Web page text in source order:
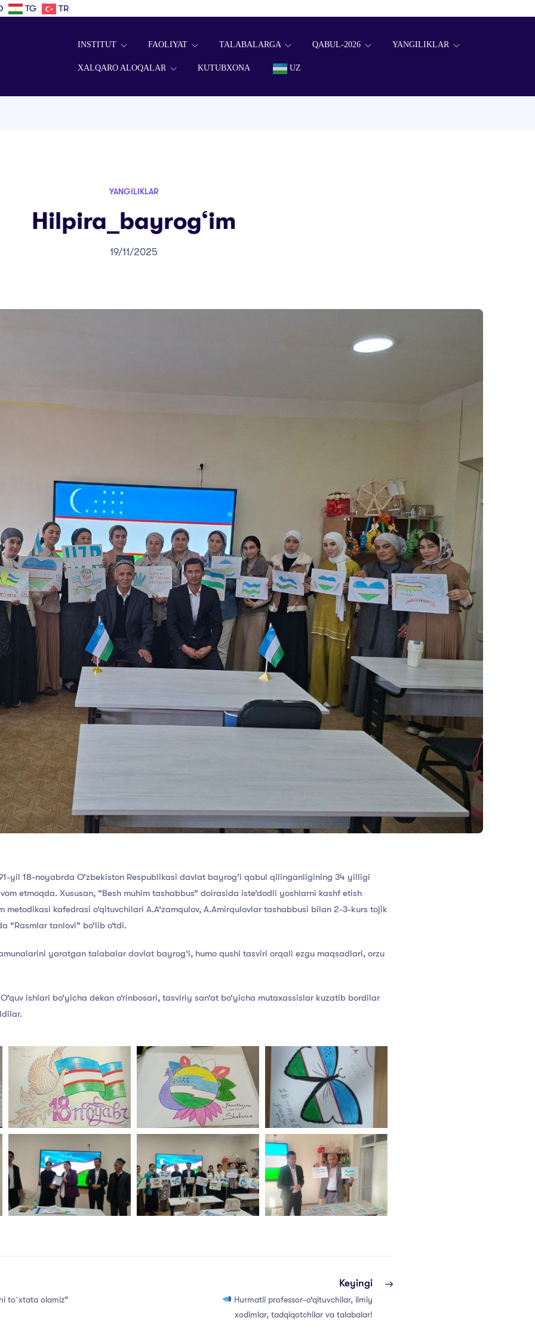
TG TR
INSTITUT FAOLIYAT TALABALARGA QABUL-2026 YANGILIKLAR
XALQARO ALOQALAR KUTUBXONA UZ
YANGILIKLAR
Hilpira_bayrog‘im
19/11/2025
yil 18-noyabrda O’zbekiston Respublikasi davlat bayrog’i qabul qilinganligining 34 yilligi
etmoqda. Xususan, “Besh muhim tashabbus” doirasida iste’dodli yoshlarni kashf etish
metodikasi kafedrasi o‘qituvchilari A.A’zamqulov, A.Amirqulovlar tashabbusi bilan 2-3-kurs tojik
“Rasmlar tanlovi” bo‘lib o‘tdi.
yaratgan talabalar davlat bayrog‘i, humo qushi tasviri orqali ezgu maqsadlari, orzu
ishlari bo‘yicha dekan o‘rinbosari, tasviriy san’at bo‘yicha mutaxassislar kuzatib bordilar
toʻxtata olamiz”
Keyingi
Hurmatli professor-o‘qituvchilar, ilmiy
xodimlar, tadqiqotchilar va talabalar!